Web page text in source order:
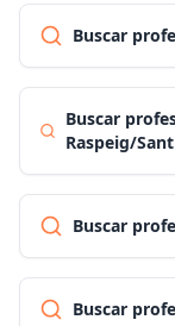
Buscar
Buscar
Raspeig/
Buscar
Buscar